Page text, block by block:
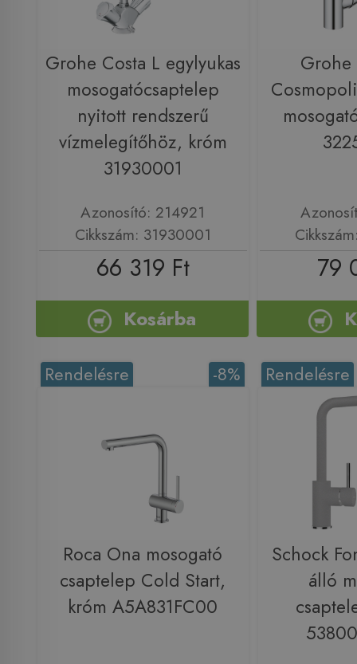
Grohe Costa L egylyukas
mosogatócsaptelep
nyitott rendszerű
vízmelegítőhöz, króm
31930001
Azonosító: 214921
Cikkszám: 31930001
66 319 Ft
Kosárba
Grohe
79
-8%
Rendelésre
Roca Ona mosogató
csaptelep Cold Start,
króm A5A831FC00
Rendelésre
Schock
álló